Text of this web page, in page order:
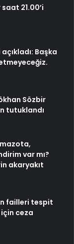
21.00’i
Başka
Sözbir
tutuklandı
var mı?
akaryakıt
failleri tespit
ceza